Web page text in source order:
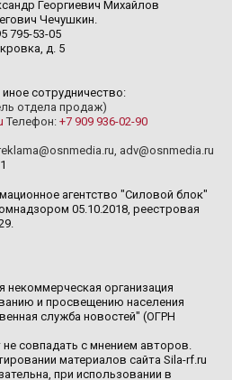
Георгиевич Михайлов
Чечушкин.
795-53-05
д. 5
сотрудничество:
отдела продаж)
Телефон: +7 909 936-02-90
, adv@osnmedia.ru
агентство "Силовой блок"
05.10.2018, реестровая
некоммерческая организация
и просвещению населения
служба новостей" (ОГРН
совпадать с мнением авторов.
материалов сайта Sila-rf.ru
при использовании в